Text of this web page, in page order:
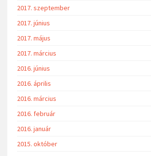
2017. szeptember
2017. június
2017. május
2017. március
2016. június
2016. április
2016. március
2016. február
2016. január
2015. október